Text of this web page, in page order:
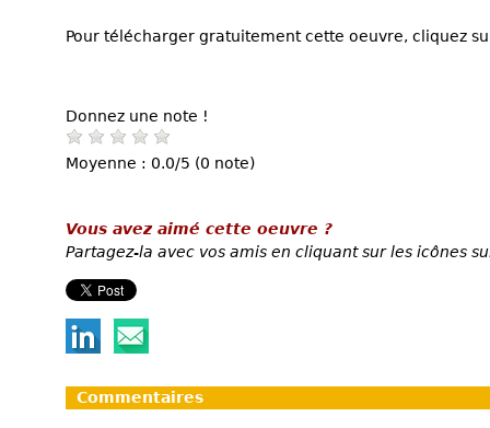
Pour télécharger gratuitement cette oeuvre, cliquez
Donnez une note !
Moyenne : 0.0/5 (0 note)
Vous avez aimé cette oeuvre ?
Partagez-la avec vos amis en cliquant sur les icônes
Commentaires